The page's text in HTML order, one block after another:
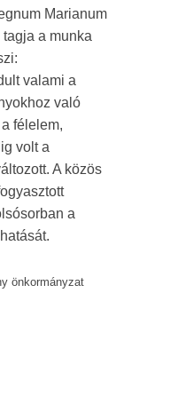
Marianum
a munka
valami a
való
félelem,
volt a
A közös
a
önkormányzat